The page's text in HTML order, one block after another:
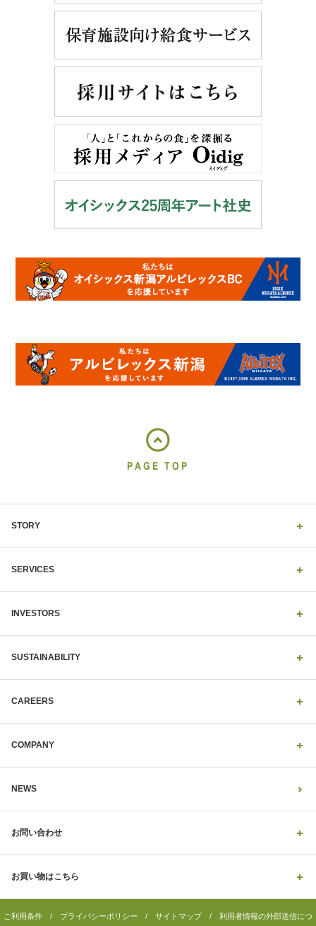
PAGE TOP
STORY
SERVICES
INVESTORS
SUSTAINABILITY
CAREERS
COMPANY
NEWS
お問い合わせ
お買い物はこちら
ご利用条件 / プライバシーポリシー / サイトマップ / 利用者情報の外部送信につ